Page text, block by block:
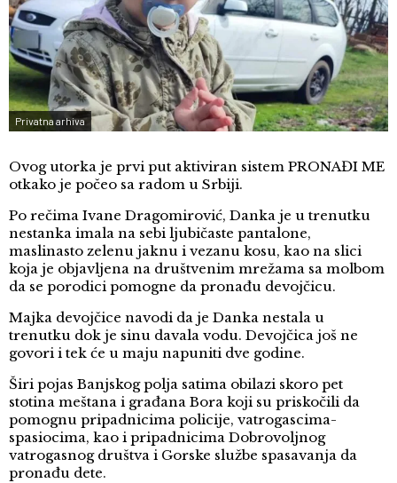
Privatna arhiva
Ovog utorka je prvi put aktiviran sistem PRONAĐI ME
otkako je počeo sa radom u Srbiji.
Po rečima Ivane Dragomirović, Danka je u trenutku
nestanka imala na sebi ljubičaste pantalone,
maslinasto zelenu jaknu i vezanu kosu, kao na slici
koja je objavljena na društvenim mrežama sa molbom
da se porodici pomogne da pronađu devojčicu.
Majka devojčice navodi da je Danka nestala u
trenutku dok je sinu davala vodu. Devojčica još ne
govori i tek će u maju napuniti dve godine.
Širi pojas Banjskog polja satima obilazi skoro pet
stotina meštana i građana Bora koji su priskočili da
pomognu pripadnicima policije, vatrogascima-
spasiocima, kao i pripadnicima Dobrovoljnog
vatrogasnog društva i Gorske službe spasavanja da
pronađu dete.